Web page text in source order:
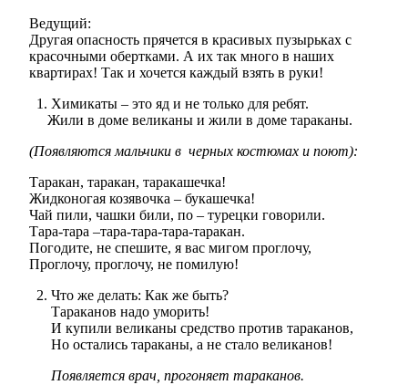
Ведущий:
Другая опасность прячется в красивых пузырьках с
красочными обертками. А их так много в наших
квартирах! Так и хочется каждый взять в руки!
Химикаты – это яд и не только для ребят.
Жили в доме великаны и жили в доме тараканы.
(Появляются мальчики в черных костюмах и поют):
Таракан, таракан, таракашечка!
Жидконогая козявочка – букашечка!
Чай пили, чашки били, по – турецки говорили.
Тара-тара –тара-тара-тара-таракан.
Погодите, не спешите, я вас мигом проглочу,
Проглочу, проглочу, не помилую!
Что же делать: Как же быть?
Тараканов надо уморить!
И купили великаны средство против тараканов,
Но остались тараканы, а не стало великанов!
Появляется врач, прогоняет тараканов.